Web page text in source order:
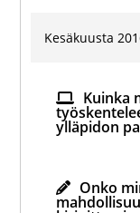
Kesäkuusta
Kuinka
ylläpidon
Onko